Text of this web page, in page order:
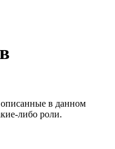
в данном
либо роли.